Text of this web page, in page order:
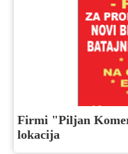
Firmi "Piljan
lokacija